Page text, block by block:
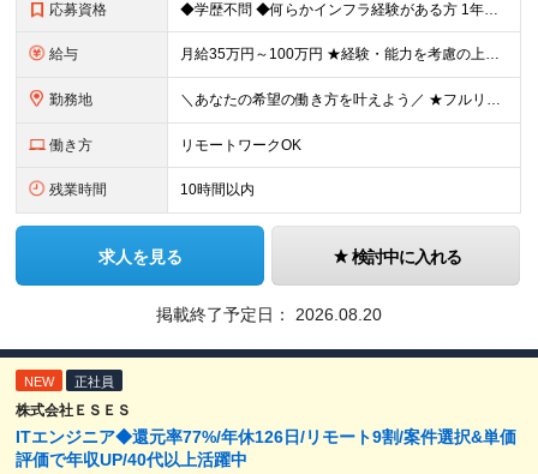
応募資格 ◆学歴不問 ◆何らかインフラ経験がある方 1年未満のご経験でも歓迎！ ◆経験年数・担当フェーズ・言語不問 ＼こんな方もぜひご応募ください！／ ・IT業界で何らかの実務経験をお持ちの方 ・第二新卒の方
給与 月給35万円～100万円 ★経験・能力を考慮の上、決定 ★前職給与を100％保証 ★案件内容の開示・明確な評価制度 ※上記金額には30時間分・6万6500円以上の固定残業代が含まれています ※超過
勤務地 ＼あなたの希望の働き方を叶えよう／ ★フルリモート・リモートワークOK ★希望を考慮します ★転居を伴う転勤は無し 本社：東京都豊島区高田2丁目17-22 目白中野ビル 5階 大阪：大阪府大阪市西区
働き方 リモートワークOK
残業時間 10時間以内
求人を見る 検討中に入れる
掲載終了予定日： 2026.08.20
NEW 正社員
株式会社ＥＳＥＳ
ITエンジニア◆還元率77%/年休126日/リモート9割/案件選択&単価
評価で年収UP/40代以上活躍中